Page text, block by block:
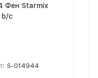
Фен Starmix
b/c
S-014944